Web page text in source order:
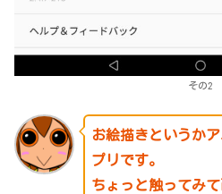
その2
お絵描きというか
プリです。
ちょっと触ってみ